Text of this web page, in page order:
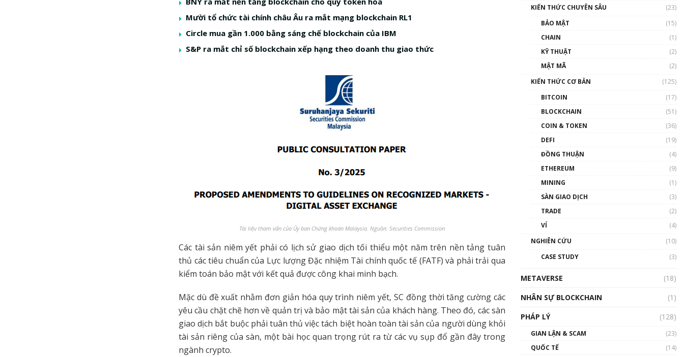
Mười tổ chức tài chính châu Âu ra mắt mạng blockchain RL1
Circle mua gần 1.000 bằng sáng chế blockchain của IBM
S&P ra mắt chỉ số blockchain xếp hạng theo doanh thu giao thức
Tài liệu tham vấn của Ủy ban Chứng khoán Malaysia. Nguồn: Securities Commission
Các tài sản niêm yết phải có lịch sử giao dịch tối thiểu một năm trên nền tảng tuân
thủ các tiêu chuẩn của Lực lượng Đặc nhiệm Tài chính quốc tế (FATF) và phải trải qua
kiểm toán bảo mật với kết quả được công khai minh bạch.
Mặc dù đề xuất nhằm đơn giản hóa quy trình niêm yết, SC đồng thời tăng cường các
yêu cầu chặt chẽ hơn về quản trị và bảo mật tài sản của khách hàng. Theo đó, các sàn
giao dịch bắt buộc phải tuân thủ việc tách biệt hoàn toàn tài sản của người dùng khỏi
tài sản riêng của sàn, một bài học quan trọng rút ra từ các vụ sụp đổ gần đây trong
ngành crypto.
nhân vật ảnh hưởng nhất
hệ sinh thái tiền mã hoá |
Blockchain
Nhân sự tương lại ngành
Blockchain Việt Nam | Phổ
cập Blockchain
Blockchain đang được ứng
01:34:46
KIẾN THỨC CHUYÊN SÂU
(23)
BẢO MẬT
(15)
CHAIN
(1)
KỸ THUẬT
(2)
MẬT MÃ
(2)
KIẾN THỨC CƠ BẢN
(125)
BITCOIN
(17)
BLOCKCHAIN
(51)
COIN & TOKEN
(36)
DEFI
(19)
ĐỒNG THUẬN
(4)
ETHEREUM
(9)
MINING
(1)
SÀN GIAO DỊCH
(3)
TRADE
(2)
VÍ
(4)
NGHIÊN CỨU
(10)
CASE STUDY
(3)
METAVERSE
(18)
NHÂN SỰ BLOCKCHAIN
(1)
PHÁP LÝ
(128)
GIAN LẬN & SCAM
(23)
QUỐC TẾ
(14)